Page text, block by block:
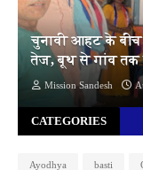
चुनावी आहट के
तेज, बूथ से गांव तक
Mission Sandesh
CATEGORIES
Ayodhya basti